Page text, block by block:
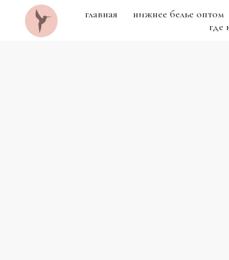
главная
нижнее белье оптом
где